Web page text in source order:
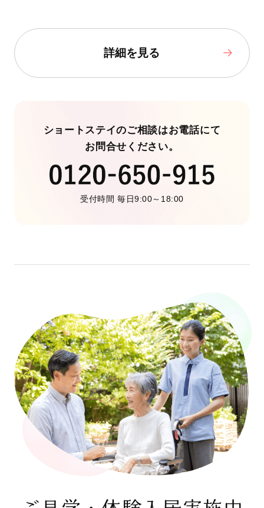
詳細を見る
ショートステイのご相談はお電話にて
お問合せください。
受付時間 毎日9:00～18:00